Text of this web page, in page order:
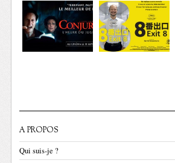
A PROPOS
Qui suis-je ?